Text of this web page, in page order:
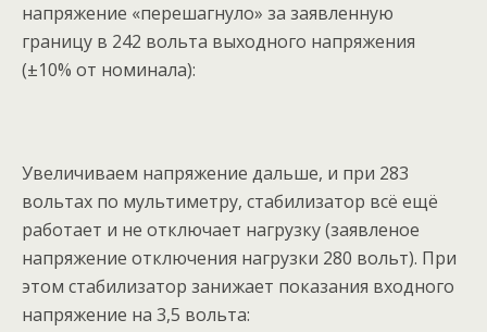
напряжение «перешагнуло» за заявленную
границу в 242 вольта выходного напряжения
(±10% от номинала):
Увеличиваем напряжение дальше, и при 283
вольтах по мультиметру, стабилизатор всё ещё
работает и не отключает нагрузку (заявленое
напряжение отключения нагрузки 280 вольт). При
этом стабилизатор занижает показания входного
напряжение на 3,5 вольта: